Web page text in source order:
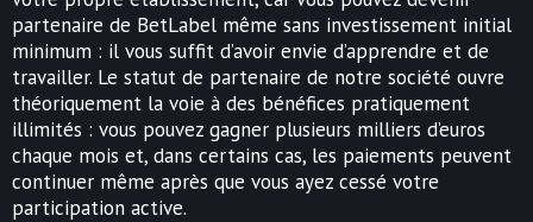
partenaire de BetLabel même sans investissement initial
minimum : il vous suffit d’avoir envie d’apprendre et de
travailler. Le statut de partenaire de notre société ouvre
théoriquement la voie à des bénéfices pratiquement
illimités : vous pouvez gagner plusieurs milliers d’euros
chaque mois et, dans certains cas, les paiements peuvent
continuer même après que vous ayez cessé votre
participation active.